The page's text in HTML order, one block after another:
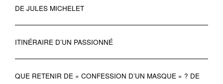
DE JULES MICHELET
ITINÉRAIRE D’UN PASSIONNÉ
QUE RETENIR DE « CONFESSION D’UN MASQUE » ? DE